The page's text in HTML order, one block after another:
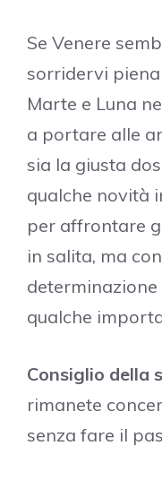
Se Venere
sorridervi
Marte e Luna
a portare alle
sia la giusta
qualche novità
per affrontare
in salita, ma
qualche
Consiglio della
rimanete
senza fare il